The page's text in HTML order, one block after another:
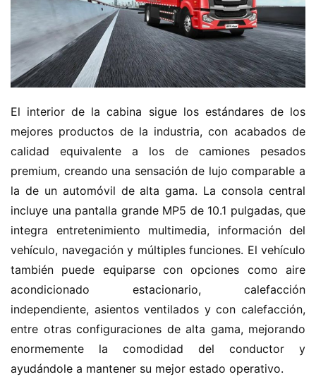
El interior de la cabina sigue los estándares de los
mejores productos de la industria, con acabados de
calidad equivalente a los de camiones pesados
premium, creando una sensación de lujo comparable a
la de un automóvil de alta gama. La consola central
incluye una pantalla grande MP5 de 10.1 pulgadas, que
integra entretenimiento multimedia, información del
vehículo, navegación y múltiples funciones. El vehículo
también puede equiparse con opciones como aire
acondicionado estacionario, calefacción
independiente, asientos ventilados y con calefacción,
entre otras configuraciones de alta gama, mejorando
enormemente la comodidad del conductor y
ayudándole a mantener su mejor estado operativo.